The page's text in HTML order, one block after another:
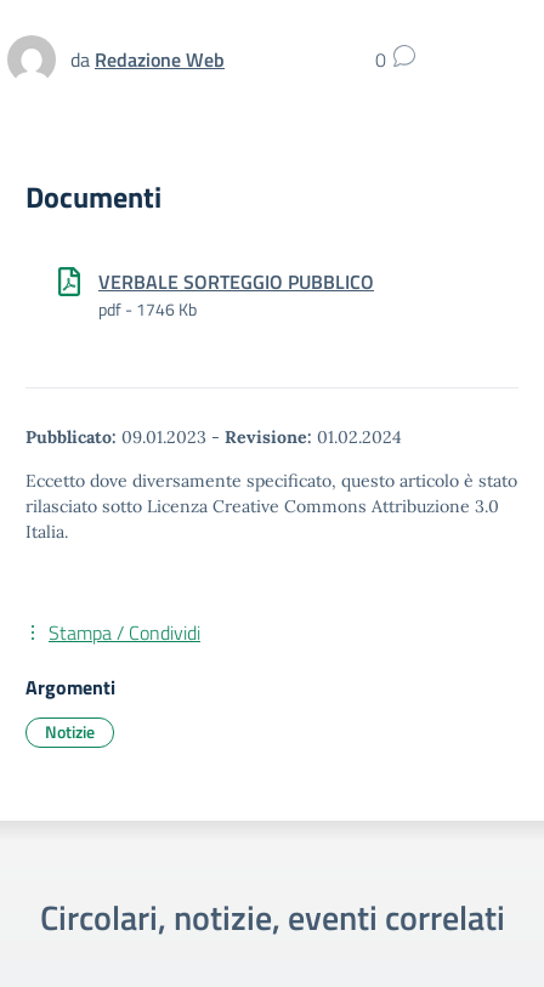
da Redazione Web 0
Documenti
VERBALE SORTEGGIO PUBBLICO
pdf - 1746 Kb
Pubblicato: 09.01.2023 - Revisione: 01.02.2024
Eccetto dove diversamente specificato, questo articolo è stato
rilasciato sotto Licenza Creative Commons Attribuzione 3.0
Italia.
Stampa / Condividi
Argomenti
Notizie
Circolari, notizie, eventi correlati